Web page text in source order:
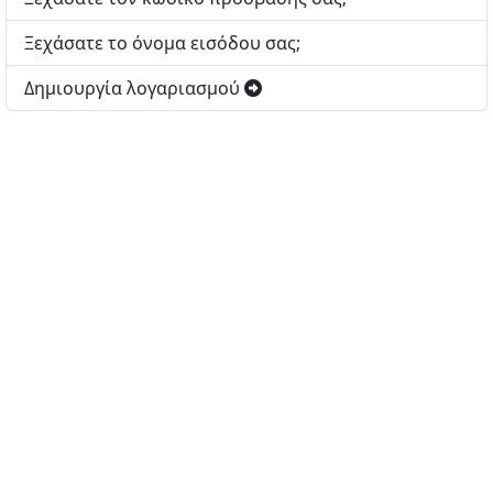
Ξεχάσατε το όνομα εισόδου σας;
Δημιουργία λογαριασμού